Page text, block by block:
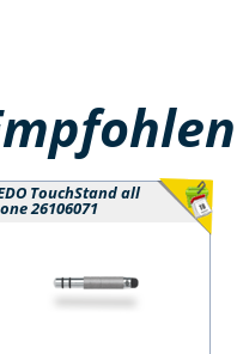
TouchStand all
26106071